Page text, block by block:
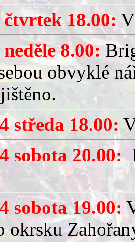
čtvrtek 18.00:
8.00:
obvyklé
středa 18.00:
sobota 20.00:
sobota 19.00:
okrsku